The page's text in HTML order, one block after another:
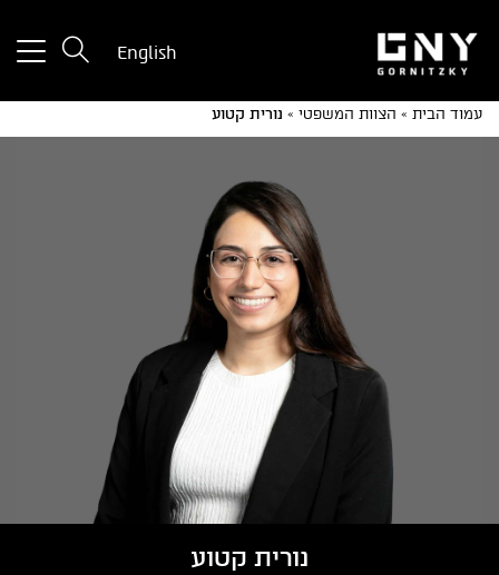
English
עמוד הבית » הצוות המשפטי » נורית קטוע
נורית קטוע